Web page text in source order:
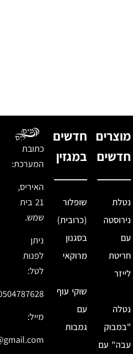
מוצרים
חדשים
נטלת
נירוסטה
עם
חריטת
לייזר
נטלה
"במבוק
עבה" עם
חדשים
במגזין
שופלור
(כרובית)
בסגנון
מרוקאי
שוקי עוף
עם
גמבות
כתובת
המערכת:
האיריס,
21 בית
שמש.
ניתן
לפנות
לטל:
מייל: